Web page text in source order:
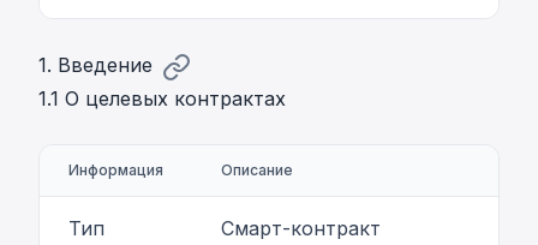
1. Введение
1.1 О целевых контрактах
Информация Описание
Тип Смарт-контракт